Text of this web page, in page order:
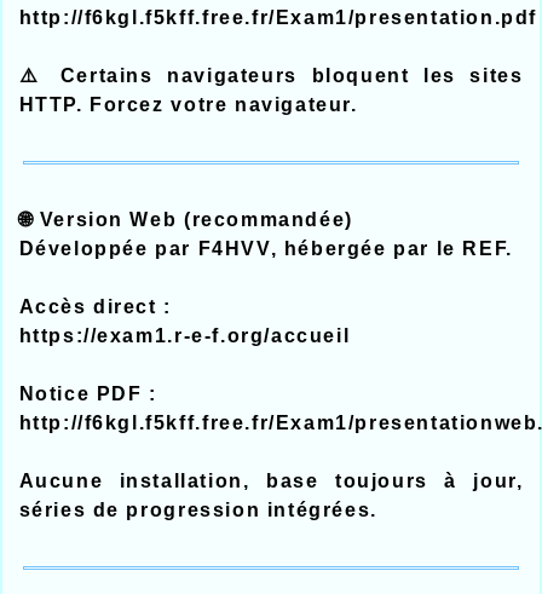
http://f6kgl.f5kff.free.fr/Exam1/presentation.pdf
⚠️ Certains navigateurs bloquent les sites
HTTP. Forcez votre navigateur.
🌐 Version Web (recommandée)
Développée par F4HVV, hébergée par le REF.
Accès direct :
https://exam1.r-e-f.org/accueil
Notice PDF :
http://f6kgl.f5kff.free.fr/Exam1/
Aucune installation, base toujours à jour,
séries de progression intégrées.